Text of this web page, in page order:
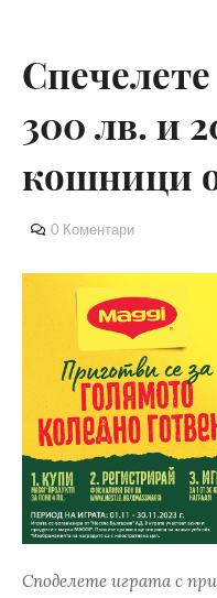
300 лв. и
кошници
0 Коментари
Споделете играта с